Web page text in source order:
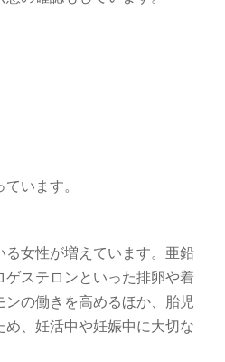
います。
女性が増えています。亜鉛
ゲステロンといった排卵や着
の働きを高めるほか、胎児
、妊活中や妊娠中に大切な